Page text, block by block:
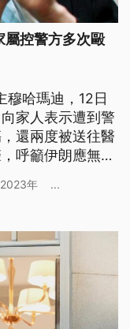
屬控警方多次毆
哈瑪迪，12日
家人表示遭到警
還兩度被送往醫
呼籲伊朗應無條
下令暫時拘留39
2023年 ...